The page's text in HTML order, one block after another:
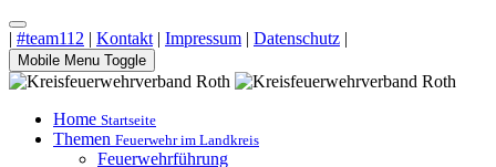
| #team112 | Kontakt | Impressum | Datenschutz |
Mobile Menu Toggle
Home Startseite
Themen Feuerwehr im Landkreis
Feuerwehrführung